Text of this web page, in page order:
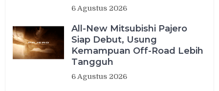
6 Agustus 2026
All-New Mitsubishi Pajero
Siap Debut, Usung
Kemampuan Off-Road Lebih
Tangguh
6 Agustus 2026